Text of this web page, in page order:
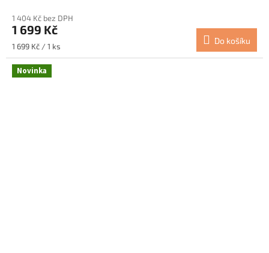
1 404 Kč bez DPH
1 699 Kč
Měrná
cena:
1 699 Kč / 1 ks
Do košíku
Novinka